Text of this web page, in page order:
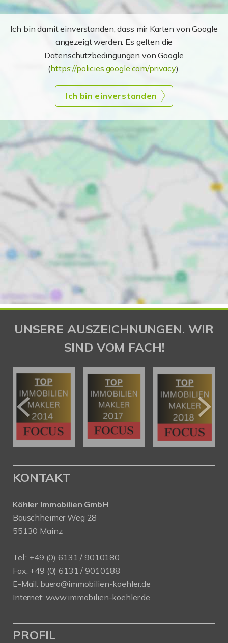
Ich bin damit einverstanden, dass mir Karten von Google
angezeigt werden. Es gelten die
Datenschutzbedingungen von Google
(https://policies.google.com/privacy).
Ich bin einverstanden
UNSERE AUSZEICHNUNGEN. WIR
SIND VOM FACH!
KONTAKT
Köhler Immobilien GmbH
Bauschheimer Weg 28
55130 Mainz
Tel.: +49 (0) 6131 / 9010180
Fax: +49 (0) 6131 / 9010188
E-Mail: buero@immobilien-koehler.de
Internet: www.immobilien-koehler.de
PROFIL